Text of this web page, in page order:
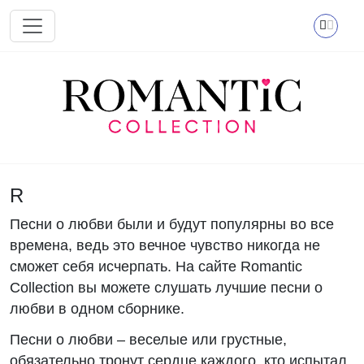
Перейти к основному содержанию
R
Песни о любви были и будут популярны во все
времена, ведь это вечное чувство никогда не
сможет себя исчерпать. На сайте Romantic
Collection вы можете слушать лучшие песни о
любви в одном сборнике.
Песни о любви – веселые или грустные,